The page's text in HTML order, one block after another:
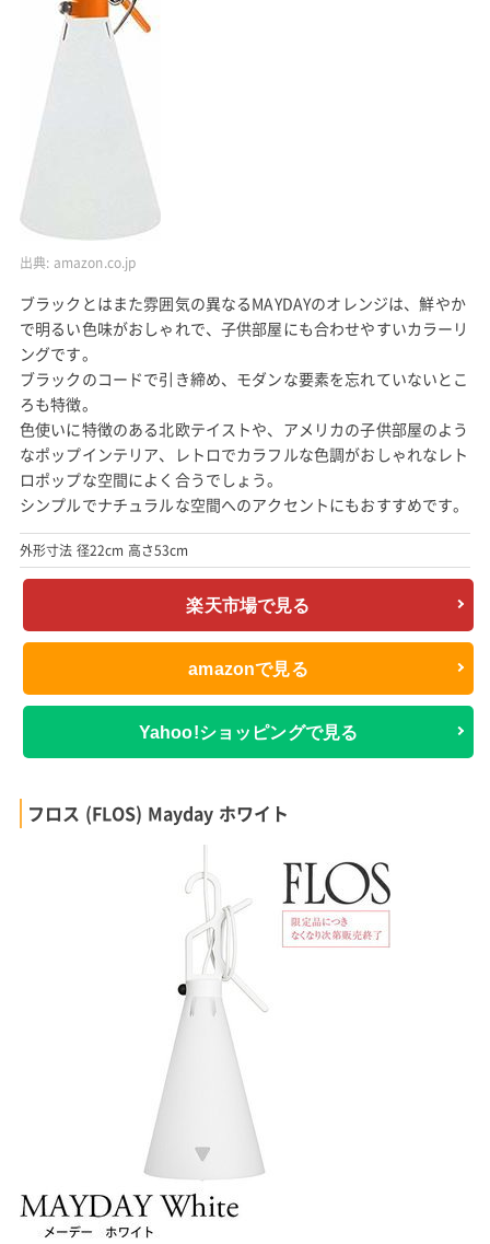
出典: amazon.co.jp
ブラックとはまた雰囲気の異なるMAYDAYのオレンジは、鮮やか
で明るい色味がおしゃれで、子供部屋にも合わせやすいカラーリ
ングです。
ブラックのコードで引き締め、モダンな要素を忘れていないとこ
ろも特徴。
色使いに特徴のある北欧テイストや、アメリカの子供部屋のよう
なポップインテリア、レトロでカラフルな色調がおしゃれなレト
ロポップな空間によく合うでしょう。
シンプルでナチュラルな空間へのアクセントにもおすすめです。
外形寸法 径22cm 高さ53cm
楽天市場で見る
amazonで見る
Yahoo!ショッピングで見る
フロス (FLOS) Mayday ホワイト